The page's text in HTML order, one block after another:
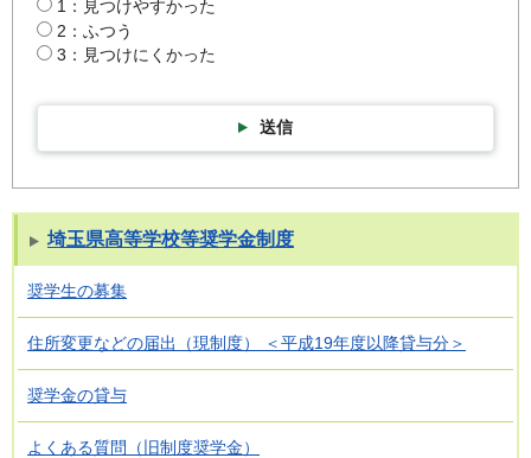
1：見つけやすかった
2：ふつう
3：見つけにくかった
送信
埼玉県高等学校等奨学金制度
奨学生の募集
住所変更などの届出（現制度） ＜平成19年度以降貸与分＞
奨学金の貸与
よくある質問（旧制度奨学金）